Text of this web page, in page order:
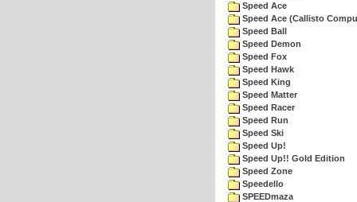
Speed Ace
Speed Ace (Callisto
Speed Ball
Speed Demon
Speed Fox
Speed Hawk
Speed King
Speed Matter
Speed Racer
Speed Run
Speed Ski
Speed Up!
Speed Up!! Gold Edition
Speed Zone
Speedello
SPEEDmaza